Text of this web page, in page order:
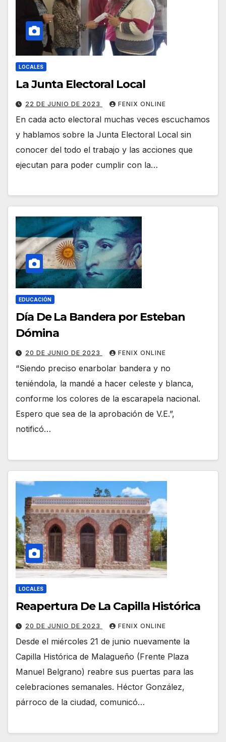
LOCALES
La Junta Electoral Local
22 DE JUNIO DE 2023 FENIX ONLINE
En cada acto electoral muchas veces escuchamos
y hablamos sobre la Junta Electoral Local sin
conocer del todo el trabajo y las acciones que
ejecutan para poder cumplir con la…
EDUCACIÓN
Día De La Bandera por Esteban
Dómina
20 DE JUNIO DE 2023 FENIX ONLINE
“Siendo preciso enarbolar bandera y no
teniéndola, la mandé a hacer celeste y blanca,
conforme los colores de la escarapela nacional.
Espero que sea de la aprobación de V.E.”,
notificó…
LOCALES
Reapertura De La Capilla Histórica
20 DE JUNIO DE 2023 FENIX ONLINE
Desde el miércoles 21 de junio nuevamente la
Capilla Histórica de Malagueño (Frente Plaza
Manuel Belgrano) reabre sus puertas para las
celebraciones semanales. Héctor González,
párroco de la ciudad, comunicó…